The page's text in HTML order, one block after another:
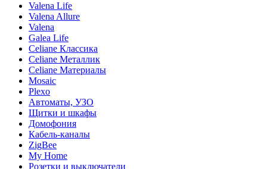
Valena Life
Valena Allure
Valena
Galea Life
Celiane Классика
Celiane Металлик
Celiane Материалы
Mosaic
Plexo
Автоматы, УЗО
Щитки и шкафы
Домофония
Кабель-каналы
ZigBee
My Home
Розетки и выключатели